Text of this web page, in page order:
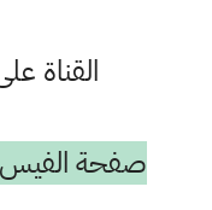
القناة
صفحة